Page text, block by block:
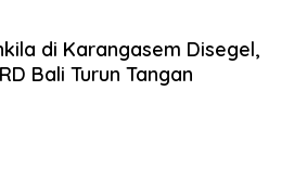
di Karangasem Disegel,
Bali Turun Tangan